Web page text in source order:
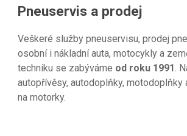
Pneuservis a prodej
Veškeré služby pneuservisu, prodej
osobní i nákladní auta, motocykly a
techniku se zabýváme od roku 1991.
autopřívěsy, autodoplňky, motodoplňky
na motorky.